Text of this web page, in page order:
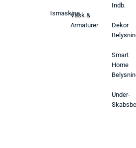
IsmaskineVask &
Armaturer
Indb.
Dekor
Smart
Home
Under-